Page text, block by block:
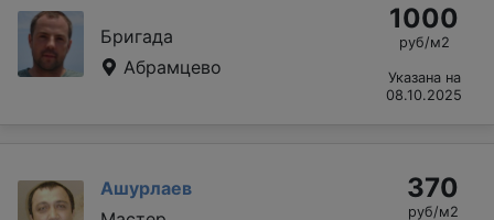
Бригада
Абрамцево
1000
руб/м2
Указана на
08.10.2025
Ашурлаев
370
руб/м2